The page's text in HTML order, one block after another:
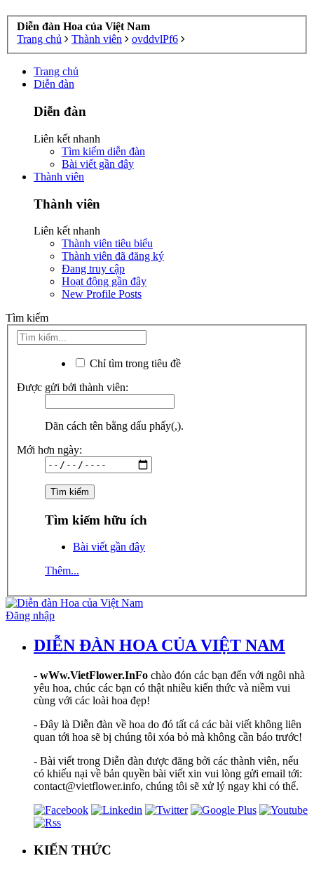
Diễn đàn Hoa của Việt Nam
Trang chủ
Thành viên ovddvlPf6
Trang chủ
Diễn đàn
Diễn đàn
Liên kết nhanh
Tìm kiếm diễn đàn
Bài viết gần đây
Thành viên
Thành viên
Liên kết nhanh
Thành viên tiêu biểu
Thành viên đã đăng ký
Đang truy cập
Hoạt động gần đây
New Profile Posts
Tìm kiếm
Chỉ tìm trong tiêu đề
Được gửi bởi thành viên:
Dãn cách tên bằng dấu phẩy(,).
Mới hơn ngày:
Tìm kiếm hữu ích
Bài viết gần đây
Thêm...
Đăng nhập
DIỄN ĐÀN HOA CỦA VIỆT NAM
- wWw.VietFlower.InFo chào đón các bạn đến với ngôi nhà
yêu hoa, chúc các bạn có thật nhiều kiến thức và niềm vui
cùng với các loài hoa đẹp!
- Đây là Diễn đàn về hoa do đó tất cả các bài viết không liên
quan tới hoa sẽ bị chúng tôi xóa bỏ mà không cần báo trước!
- Bài viết trong Diễn đàn được đăng bởi các thành viên, nếu
có khiếu nại về bản quyền bài viết xin vui lòng gửi email tới:
contact@vietflower.info, chúng tôi sẽ xử lý ngay khi có thể.
KIẾN THỨC